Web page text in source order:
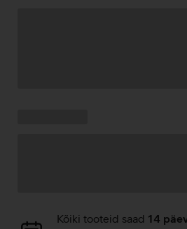
AndmeteKõiki tooteid saad 14